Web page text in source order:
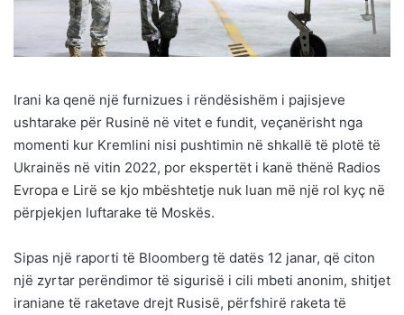
Irani ka qenë një furnizues i rëndësishëm i pajisjeve
ushtarake për Rusinë në vitet e fundit, veçanërisht nga
momenti kur Kremlini nisi pushtimin në shkallë të plotë të
Ukrainës në vitin 2022, por ekspertët i kanë thënë Radios
Evropa e Lirë se kjo mbështetje nuk luan më një rol kyç në
përpjekjen luftarake të Moskës.
Sipas një raporti të Bloomberg të datës 12 janar, që citon
një zyrtar perëndimor të sigurisë i cili mbeti anonim, shitjet
iraniane të raketave drejt Rusisë, përfshirë raketa të